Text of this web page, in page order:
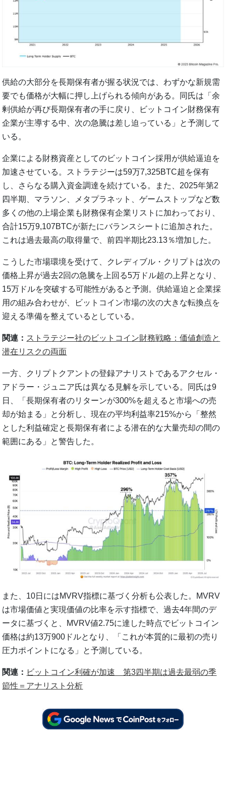
供給の大部分を長期保有者が握る状況では、わずかな新規需
要でも価格が大幅に押し上げられる傾向がある。同氏は「余
剰供給が再び長期保有者の手に戻り、ビットコイン財務保有
企業が主導する中、次の急騰は差し迫っている」と予測して
いる。
企業による財務資産としてのビットコイン採用が供給逼迫を
加速させている。ストラテジーは59万7,325BTC超を保有
し、さらなる購入資金調達を続けている。また、2025年第2
四半期、マラソン、メタプラネット、ゲームストップなど数
多くの他の上場企業も財務保有企業リストに加わっており、
合計15万9,107BTCが新たにバランスシートに追加された。
これは過去最高の取得量で、前四半期比23.13％増加した。
こうした市場環境を受けて、クレディブル・クリプトは次の
価格上昇が過去2回の急騰を上回る5万ドル超の上昇となり、
15万ドルを突破する可能性があると予測。供給逼迫と企業採
用の組み合わせが、ビットコイン市場の次の大きな転換点を
迎える準備を整えているとしている。
関連： ストラテジー社のビットコイン財務戦略：価値創造と
潜在リスクの両面
一方、クリプトクアントの登録アナリストであるアクセル・
アドラー・ジュニア氏は異なる見解を示している。同氏は9
日、「長期保有者のリターンが300%を超えると市場への売
却が始まる」と分析し、現在の平均利益率215%から「整然
とした利益確定と長期保有者による潜在的な大量売却の間の
範囲にある」と警告した。
また、10日にはMVRV指標に基づく分析も公表した。MVRV
は市場価値と実現価値の比率を示す指標で、過去4年間のデ
ータに基づくと、MVRV値2.75に達した時点でビットコイン
価格は約13万900ドルとなり、「これが本質的に最初の売り
圧力ポイントになる」と予測している。
関連： ビットコイン利確が加速 第3四半期は過去最弱の季
節性＝アナリスト分析